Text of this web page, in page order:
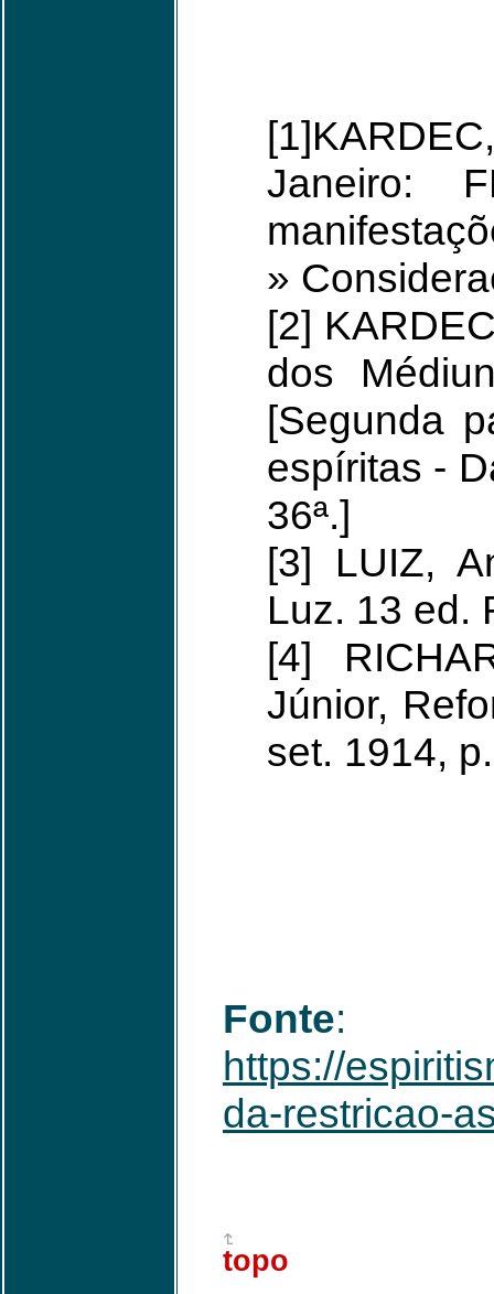
Janeiro:
»
[2]
dos
[Segunda
espíritas -
36ª.]
[3] LUIZ,
Luz. 13 ed.
[4]
Júnior,
set. 1914,
Fonte:
https://
da-restricao-
topo